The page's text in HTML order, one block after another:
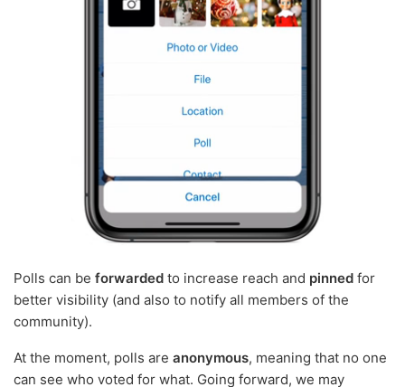
Polls can beforwarded to increase reach and pinned for
better visibility (and also to notify all members of the
community).
At the moment, polls areanonymous, meaning that no one
can see who voted for what. Going forward, we may